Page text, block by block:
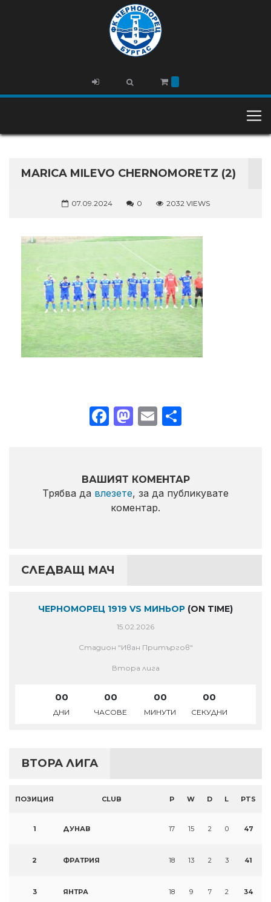
MARICA MILEVO CHERNOMORETZ (2)
07.09.2024 0 2032 VIEWS
Facebook
Mastodon
Email
ВАШИЯТ КОМЕНТАР
Трябва да влезете, за да публикувате
коментар.
СЛЕДВАЩ МАЧ
ЧЕРНОМОРЕЦ 1919 VS МИНЬОР (ON TIME)
15.02.2026
Стадион "Иван Притъргов"
Втора лига
00
ДНИ
00
ЧАСОВЕ
00
МИНУТИ
00
СЕКУДНИ
ВТОРА ЛИГА
ПОЗИЦИЯ CLUB P W D L PTS
1 ДУНАВ 17 15 2 0 47
2 ФРАТРИЯ 18 13 2 3 41
3 ЯНТРА 18 9 7 2 34